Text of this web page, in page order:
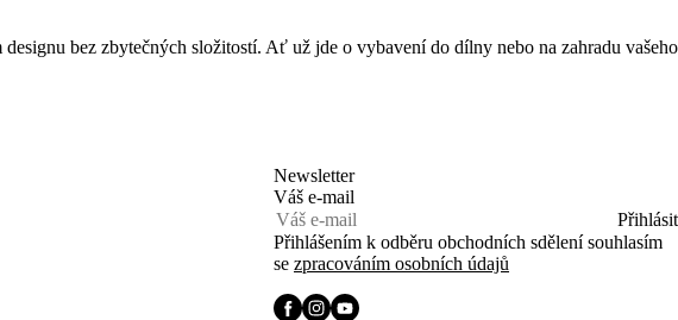
bez zbytečných složitostí. Ať už jde o vybavení do dílny nebo na zahradu vašeho
Newsletter
Váš e-mail
Přihlásit
Přihlášením k odběru obchodních sdělení souhlasím
se zpracováním osobních údajů